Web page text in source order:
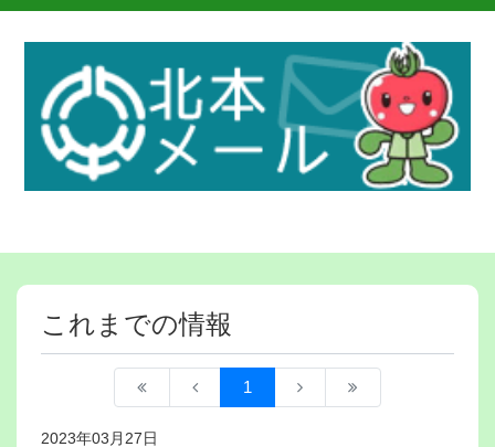
これまでの情報
1
2023年03月27日